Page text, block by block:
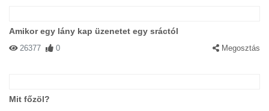
Amikor egy lány kap üzenetet egy sráctól
26377 0 Megosztás
Mit főzöl?